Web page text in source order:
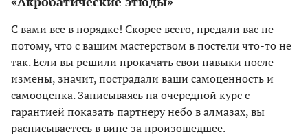
С вами все в порядке! Скорее всего, предали вас не
потому, что с вашим мастерством в постели что-то не
так. Если вы решили прокачать свои навыки после
измены, значит, пострадали ваши самоценность и
самооценка. Записываясь на очередной курс с
гарантией показать партнеру небо в алмазах, вы
расписываетесь в вине за произошедшее.